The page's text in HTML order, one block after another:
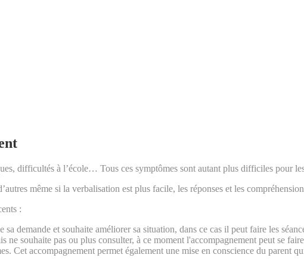
difficultés à l’école… Tous ces symptômes sont autant plus difficiles pour
même si la verbalisation est plus facile, les réponses et les
:
demande et souhaite améliorer sa situation, dans ce cas il peut faire les
ne souhaite pas ou plus consulter, à ce moment l'accompagnement peut se
Cet accompagnement permet également une mise en conscience du parent